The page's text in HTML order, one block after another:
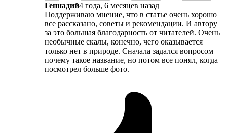
Геннадий4 года, 6 месяцев назад
Поддерживаю мнение, что в статье очень хорошо
все рассказано, советы и рекомендации. И автору
за это большая благодарность от читателей. Очень
необычные скалы, конечно, чего оказывается
только нет в природе. Сначала задался вопросом
почему такое название, но потом все понял, когда
посмотрел больше фото.